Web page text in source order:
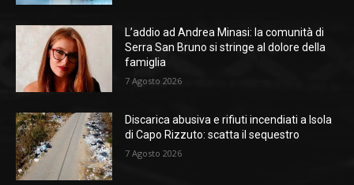
L’addio ad Andrea Minasi: la comunità di
Serra San Bruno si stringe al dolore della
famiglia
7 Agosto 2026
Discarica abusiva e rifiuti incendiati a Isola
di Capo Rizzuto: scatta il sequestro
7 Agosto 2026